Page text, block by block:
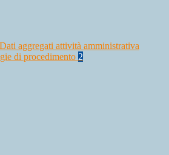
Dati aggregati attività amministrativa
di procedimento 2